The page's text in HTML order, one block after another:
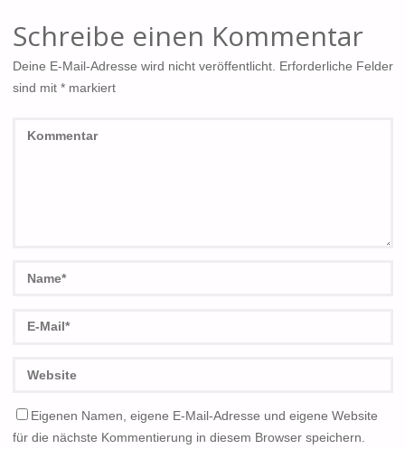
Schreibe einen Kommentar
Deine E-Mail-Adresse wird nicht veröffentlicht.
Erforderliche Felder
sind mit *markiert
Eigenen Namen, eigene E-Mail-Adresse und eigene Website
für die nächste Kommentierung in diesem Browser speichern.